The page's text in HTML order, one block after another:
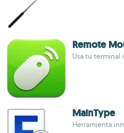
Remote
Usa tu terminal
MainType
Herramienta